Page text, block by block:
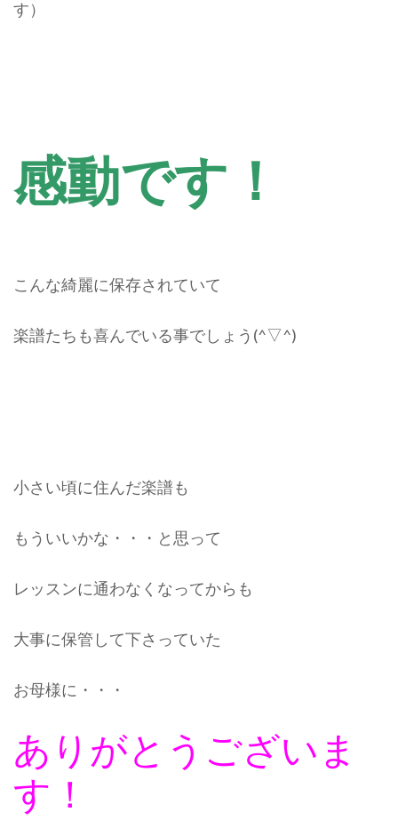
す）
感動です！
こんな綺麗に保存されていて
楽譜たちも喜んでいる事でしょう(^▽^)
小さい頃に住んだ楽譜も
もういいかな・・・と思って
レッスンに通わなくなってからも
大事に保管して下さっていた
お母様に・・・
ありがとうございま
す！